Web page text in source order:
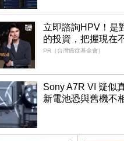
立即諮詢HPV！是
的投資，把握現在
PR（台灣癌症基金會）
Sony A7R VI 疑似
新電池恐與舊機不